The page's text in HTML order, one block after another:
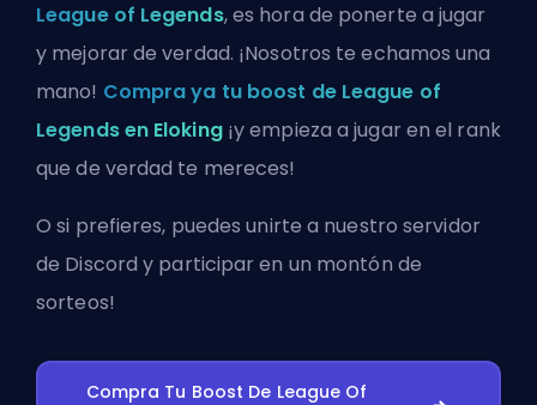
League of Legends, es hora de ponerte a jugar
y mejorar de verdad. ¡Nosotros te echamos una
mano! Compra ya tu boost de League of
Legends en Eloking¡y empieza a jugar en el rank
que de verdad te mereces!
O si prefieres, puedesunirte a nuestro servidor
de Discord y participar en un montón de
sorteos!
Compra Tu Boost De League Of